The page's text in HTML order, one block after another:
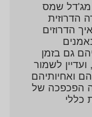
מג'דל שמס
הדרוזית
הדרוזים
גם בזמן
לשמור
ואחיותיהם
הפכפכה של
כללי